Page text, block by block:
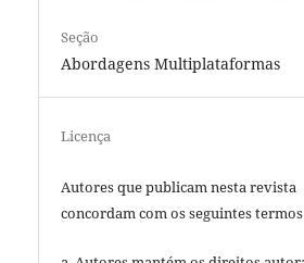
Seção
Abordagens Multiplataformas
Licença
Autores que publicam nesta revista
concordam com os seguintes